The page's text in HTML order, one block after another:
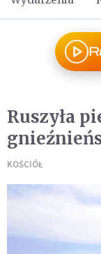
Ruszyła
KOŚCIÓŁ